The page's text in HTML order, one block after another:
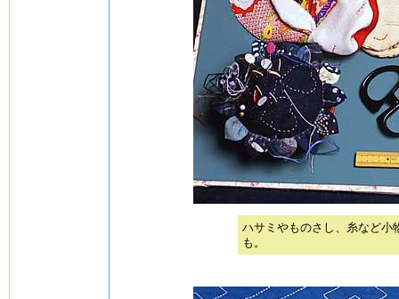
ハサミやものさし、糸など小
も。